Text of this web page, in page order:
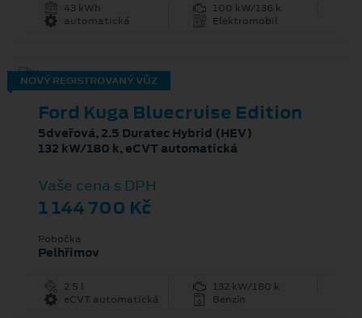
43 kWh
100 kW/136 k
automatická
Elektromobil
NOVÝ REGISTROVANÝ VŮZ
Ford Kuga Bluecruise Edition
5dveřová, 2.5 Duratec Hybrid (HEV)
132 kW/180 k, eCVT automatická
Vaše cena s DPH
1 144 700 Kč
Pobočka
Pelhřimov
2.5 l
132 kW/180 k
eCVT automatická
Benzín